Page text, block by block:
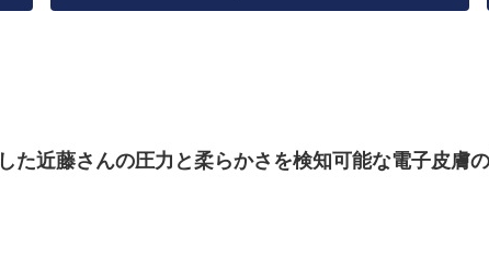
た近藤さんの圧力と柔らかさを検知可能な電子皮膚